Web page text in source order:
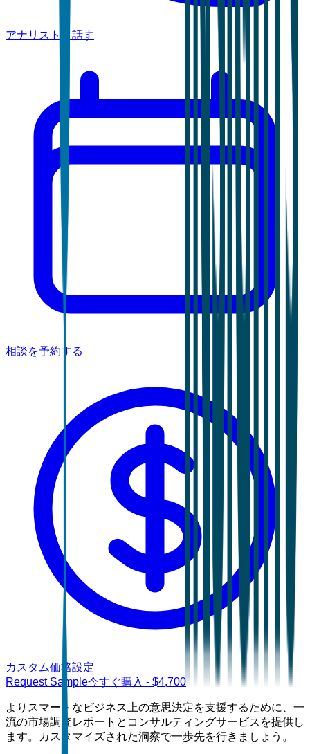
アナリストと話す
相談を予約する
カスタム価格設定
Request Sample今すぐ購入 - $4,700
よりスマートなビジネス上の意思決定を支援するために、一
流の市場調査レポートとコンサルティングサービスを提供し
ます。カスタマイズされた洞察で一歩先を行きましょう。